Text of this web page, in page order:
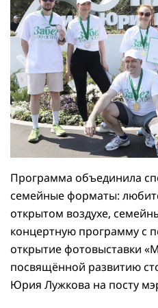
Программа объединила
семейные форматы:
открытом воздухе,
концертную программу с
открытие фотовыставки
посвящённой развитию
Юрия Лужкова на посту